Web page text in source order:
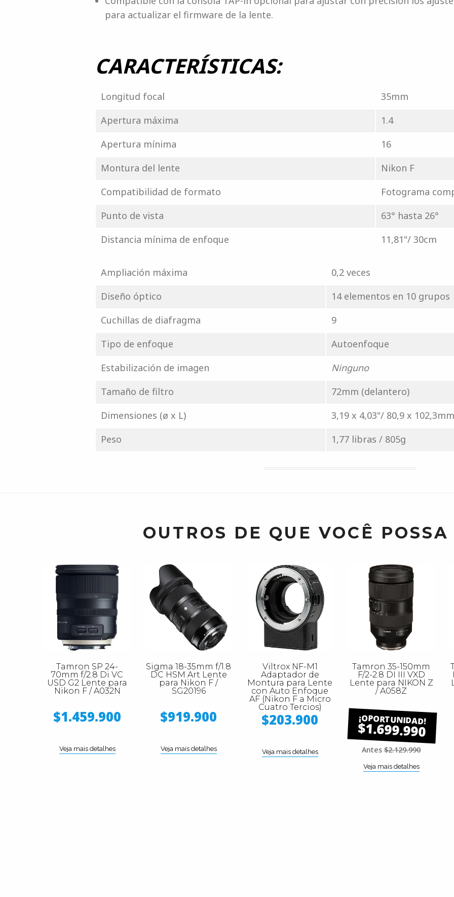
para actualizar el firmware de la lente.
CARACTERÍSTICAS:
Longitud focal
35mm
Apertura máxima
1.4
Apertura mínima
16
Montura del lente
Nikon F
Compatibilidad de formato
Fotograma
Punto de vista
63° hasta 26°
Distancia mínima de enfoque
11,81"/ 30cm
Ampliación máxima
0,2 veces
Diseño óptico
14 elementos en 10 grupos
Cuchillas de diafragma
9
Tipo de enfoque
Autoenfoque
Estabilización de imagen
Ninguno
Tamaño de filtro
72mm (delantero)
Dimensiones (ø x L)
3,19 x 4,03"/ 80,9 x 102,3mm
Peso
1,77 libras / 805g
OUTROS DE QUE VOCÊ POSSA
Tamron SP 24-
70mm f/2.8 Di VC
USD G2 Lente para
Nikon F / A032N
$1.459.900
Veja mais detalhes
Sigma 18-35mm f/1.8
DC HSM Art Lente
para Nikon F /
SG20196
$919.900
Veja mais detalhes
Viltrox NF-M1
Adaptador de
Montura para Lente
con Auto Enfoque
AF (Nikon F a Micro
Cuatro Tercios)
$203.900
Veja mais detalhes
Tamron 35-150mm
F/2-2.8 DI III VXD
Lente para NIKON Z
/ A058Z
$1.699.990
Antes $2.129.990
Veja mais detalhes